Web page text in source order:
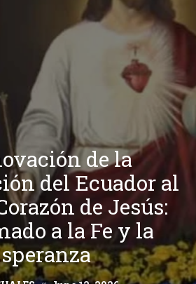
de la
del Ecuador al
de Jesús:
a la Fe y la